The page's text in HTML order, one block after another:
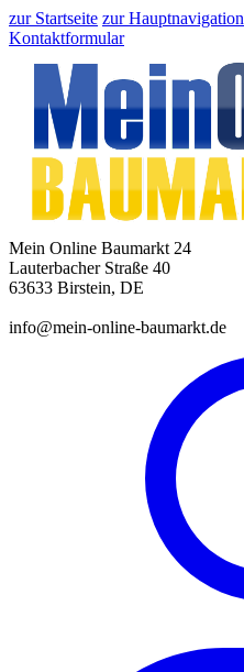
zur Startseite zur Hauptnavigation
Kontaktformular
Mein Online Baumarkt 24
Lauterbacher Straße 40
63633 Birstein, DE
info@mein-online-baumarkt.de